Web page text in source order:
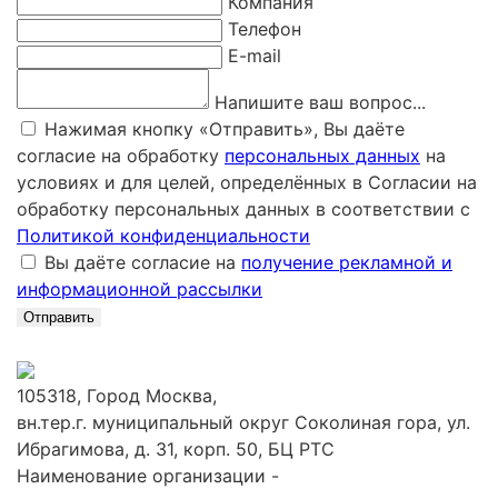
Телефон
E-mail
Напишите ваш вопрос...
Нажимая кнопку «Отправить», Вы даёте
согласие на обработку персональных данных на
условиях и для целей, определённых в Согласии на
обработку персональных данных в соответствии с
Политикой конфиденциальности
Вы даёте согласие на получение рекламной и
информационной рассылки
Отправить
105318, Город Москва,
вн.тер.г. муниципальный округ Соколиная гора, ул.
Ибрагимова, д. 31, корп. 50, БЦ РТС
Наименование организации -